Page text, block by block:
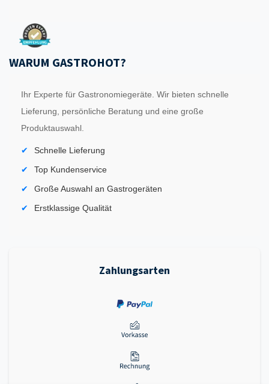
WARUM GASTROHOT?
Ihr Experte für Gastronomiegeräte. Wir bieten schnelle
Lieferung, persönliche Beratung und eine große
Produktauswahl.
Schnelle Lieferung
Top Kundenservice
Große Auswahl an Gastrogeräten
Erstklassige Qualität
Zahlungsarten